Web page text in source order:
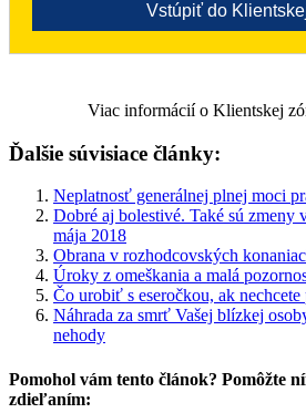
Viac informácií o Klientskej
Ďalšie súvisiace články:
Neplatnosť generálnej plnej moci
Dobré aj bolestivé. Také sú zmeny
mája 2018
Obrana v rozhodcovských
Úroky z omeškania a malá
Čo urobiť s eseročkou, ak
Náhrada za smrť Vašej blízkej
nehody
Pomohol vám tento článok? Pomôžte
zdieľaním: